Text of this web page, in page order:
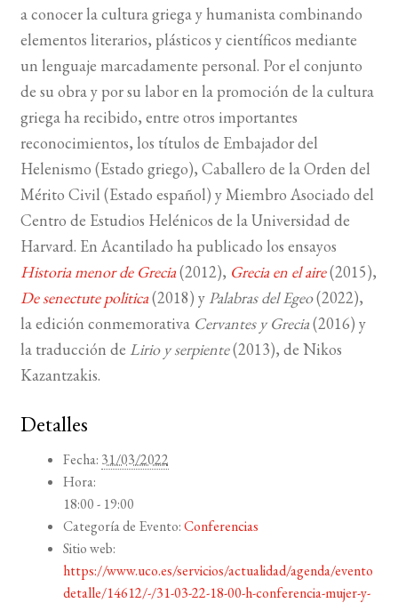
a conocer la cultura griega y humanista combinando
elementos literarios, plásticos y científicos mediante
un lenguaje marcadamente personal. Por el conjunto
de su obra y por su labor en la promoción de la cultura
griega ha recibido, entre otros importantes
reconocimientos, los títulos de Embajador del
Helenismo (Estado griego), Caballero de la Orden del
Mérito Civil (Estado español) y Miembro Asociado del
Centro de Estudios Helénicos de la Universidad de
Harvard. En Acantilado ha publicado los ensayos
Historia menor de Grecia(2012), Grecia en el aire(2015),
De senectute politica(2018) y Palabras del Egeo(2022),
la edición conmemorativa Cervantes y Grecia(2016) y
la traducción de Lirio y serpiente(2013), de Nikos
Kazantzakis.
Detalles
Fecha: 31/03/2022
Hora:
18:00 - 19:00
Categoría de Evento:Conferencias
Sitio web:
https://www.uco.es/servicios/actualidad/agenda/evento
detalle/14612/-/31-03-22-18-00-h-conferencia-mujer-y-